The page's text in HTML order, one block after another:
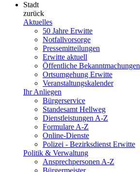
Stadt
zurück
Aktuelles
50 Jahre Erwitte
Notfallvorsorge
Pressemitteilungen
Erwitte aktuell
Öffentliche Bekanntmachungen
Ortsumgehung Erwitte
Veranstaltungskalender
Ihr Anliegen
Bürgerservice
Standesamt Hellweg
Dienstleistungen A-Z
Formulare A-Z
Online-Dienste
Polizei - Bezirksdienst Erwitte
Politik & Verwaltung
Ansprechpersonen A-Z
Bürgermeister